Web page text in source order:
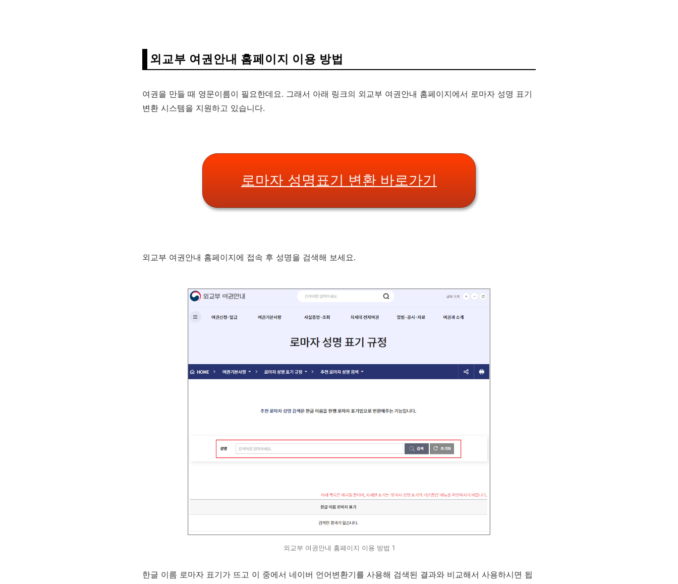
외교부 여권안내 홈페이지 이용 방법
여권을 만들 때 영문이름이 필요한데요. 그래서 아래 링크의 외교부 여권안내 홈페이지에서 로마자 성명 표기
변환 시스템을 지원하고 있습니다.
로마자 성명표기 변환 바로가기
외교부 여권안내 홈페이지에 접속 후 성명을 검색해 보세요.
외교부 여권안내 홈페이지 이용 방법 1
한글 이름 로마자 표기가 뜨고 이 중에서 네이버 언어변환기를 사용해 검색된 결과와 비교해서 사용하시면 됩